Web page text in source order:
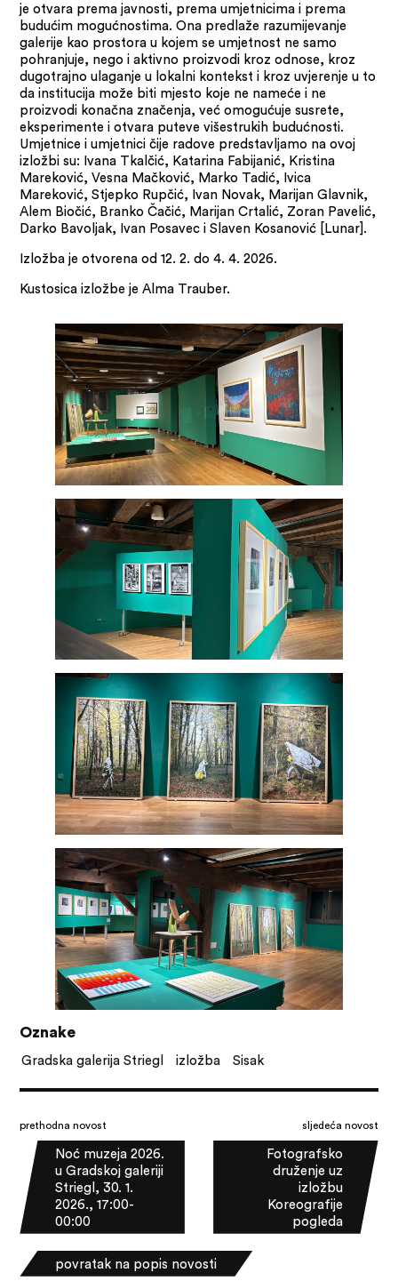
je otvara prema javnosti, prema umjetnicima i prema
budućim mogućnostima. Ona predlaže razumijevanje
galerije kao prostora u kojem se umjetnost ne samo
pohranjuje, nego i aktivno proizvodi kroz odnose, kroz
dugotrajno ulaganje u lokalni kontekst i kroz uvjerenje u to
da institucija može biti mjesto koje ne nameće i ne
proizvodi konačna značenja, već omogućuje susrete,
eksperimente i otvara puteve višestrukih budućnosti.
Umjetnice i umjetnici čije radove predstavljamo na ovoj
izložbi su: Ivana Tkalčić, Katarina Fabijanić, Kristina
Mareković, Vesna Mačković, Marko Tadić, Ivica
Mareković, Stjepko Rupčić, Ivan Novak, Marijan Glavnik,
Alem Biočić, Branko Čačić, Marijan Crtalić, Zoran Pavelić,
Darko Bavoljak, Ivan Posavec i Slaven Kosanović [Lunar].
Izložba je otvorena od 12. 2. do 4. 4. 2026.
Kustosica izložbe je Alma Trauber.
Oznake
Gradska galerija Striegl izložba Sisak
prethodna novost sljedeća novost
Noć muzeja 2026.
u Gradskoj galeriji
Striegl, 30. 1.
2026., 17:00-
00:00
Fotografsko
druženje uz
izložbu
Koreografije
pogleda
povratak na popis novosti